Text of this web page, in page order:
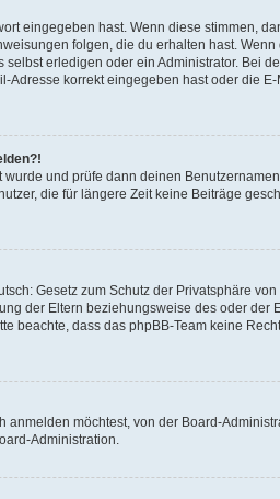
eingegeben hast. Wenn diese stimmen,
folgen, die du erhalten hast.
erledigen oder ein Administrator. Bei
korrekt eingegeben hast oder die
und prüfe dann deinen
die für längere Zeit keine Beiträge
Gesetz zum Schutz der Privatsphäre
der Eltern beziehungsweise des oder
beachte, dass das phpBB-Team keine
möchtest, von der Board-
Administration.